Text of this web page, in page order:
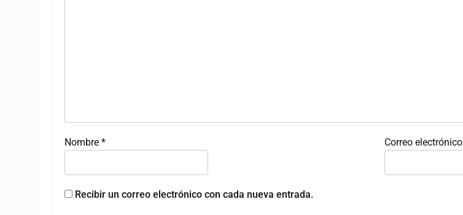
Nombre * Correo electrónico
Recibir un correo electrónico con cada nueva entrada.